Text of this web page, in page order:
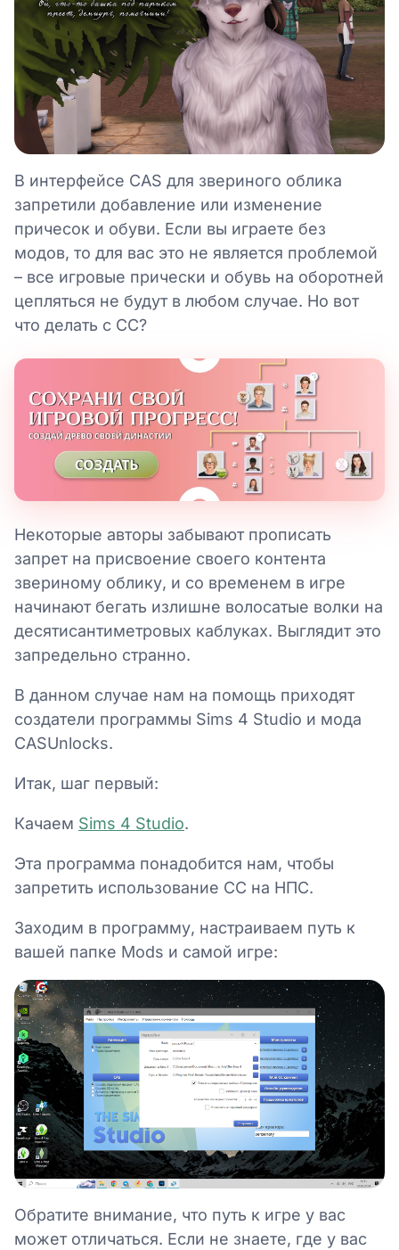
В интерфейсе CAS для звериного облика
запретили добавление или изменение
причесок и обуви. Если вы играете без
модов, то для вас это не является проблемой
– все игровые прически и обувь на оборотней
цепляться не будут в любом случае. Но вот
что делать с СС?
Некоторые авторы забывают прописать
запрет на присвоение своего контента
звериному облику, и со временем в игре
начинают бегать излишне волосатые волки на
десятисантиметровых каблуках. Выглядит это
запредельно странно.
В данном случае нам на помощь приходят
создатели программы Sims 4 Studio и мода
CASUnlocks.
Итак, шаг первый:
Качаем Sims 4 Studio.
Эта программа понадобится нам, чтобы
запретить использование СС на НПС.
Заходим в программу, настраиваем путь к
вашей папке Mods и самой игре:
Обратите внимание, что путь к игре у вас
может отличаться. Если не знаете, где у вас